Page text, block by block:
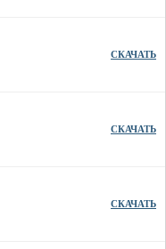
СКАЧАТЬ
СКАЧАТЬ
СКАЧАТЬ